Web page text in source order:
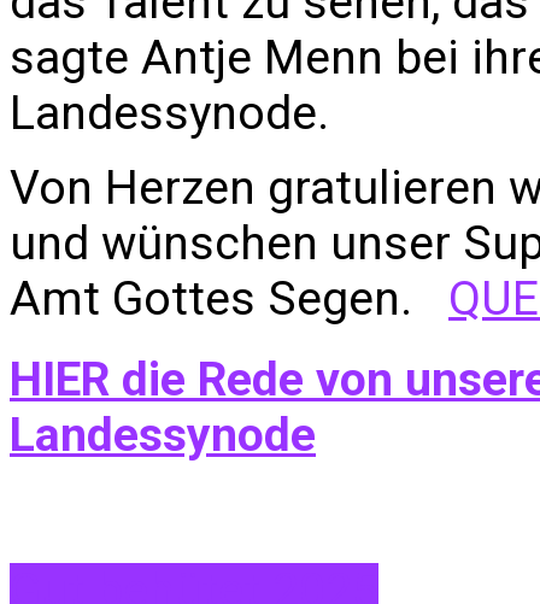
sagte Antje Menn bei
Landessynode.
Von Herzen gratulieren
und wünschen unser
Amt Gottes Segen.
HIER die Rede von
Landessynode